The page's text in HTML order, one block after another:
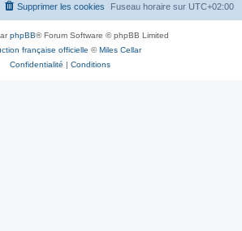
Fuseau horaire sur UTC+02:00
Supprimer les cookies
phpBB® Forum Software © phpBB Limited
française officielle ©Miles Cellar
Confidentialité | Conditions